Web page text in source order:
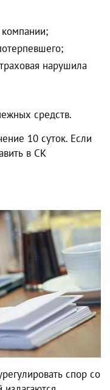
нарушила
средств.
10 суток. Если
в СК
спор со